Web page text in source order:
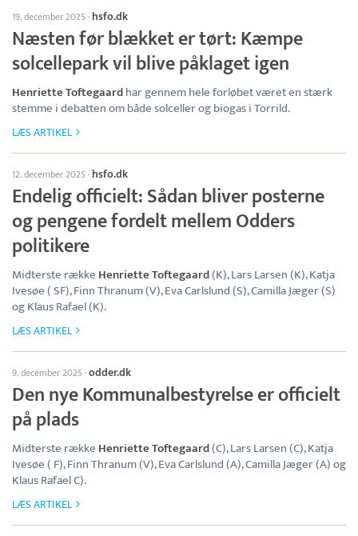
19. december 2025· hsfo.dk
Næsten før blækket er tørt: Kæmpe
solcellepark vil blive påklaget igen
Henriette Toftegaardhar gennem hele forløbet været en stærk
stemme i debatten om både solceller og biogas i Torrild.
LÆS ARTIKEL
12. december 2025· hsfo.dk
Endelig officielt: Sådan bliver posterne
og pengene fordelt mellem Odders
politikere
Midterste række Henriette Toftegaard(K), Lars Larsen (K), Katja
Ivesøe ( SF), Finn Thranum (V), Eva Carlslund (S), Camilla Jæger (S)
og Klaus Rafael (K).
LÆS ARTIKEL
9. december 2025·odder.dk
Den nye Kommunalbestyrelse er officielt
på plads
Midterste række Henriette Toftegaard(C), Lars Larsen (C), Katja
Ivesøe ( F), Finn Thranum (V), Eva Carlslund (A), Camilla Jæger (A) og
Klaus Rafael C).
LÆS ARTIKEL